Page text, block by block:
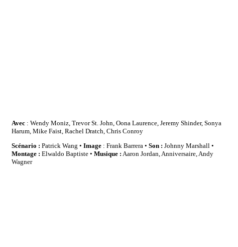
Avec : Wendy Moniz, Trevor St. John, Oona Laurence, Jeremy Shinder, Sonya
Harum, Mike Faist, Rachel Dratch, Chris Conroy
Scénario :Patrick Wang •Image : Frank Barrera •Son : Johnny Marshall •
Montage : Elwaldo Baptiste •Musique : Aaron Jordan, Anniversaire, Andy
Wagner